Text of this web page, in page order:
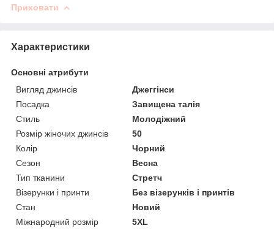
Приховати
Характеристики
Основні атрибути
Вигляд джинсів
Джеггінси
Посадка
Завищена талія
Стиль
Молодіжний
Розмір жіночих джинсів
50
Колір
Чорний
Сезон
Весна
Тип тканини
Стретч
Візерунки і принти
Без візерунків і принтів
Стан
Новий
Міжнародний розмір
5XL